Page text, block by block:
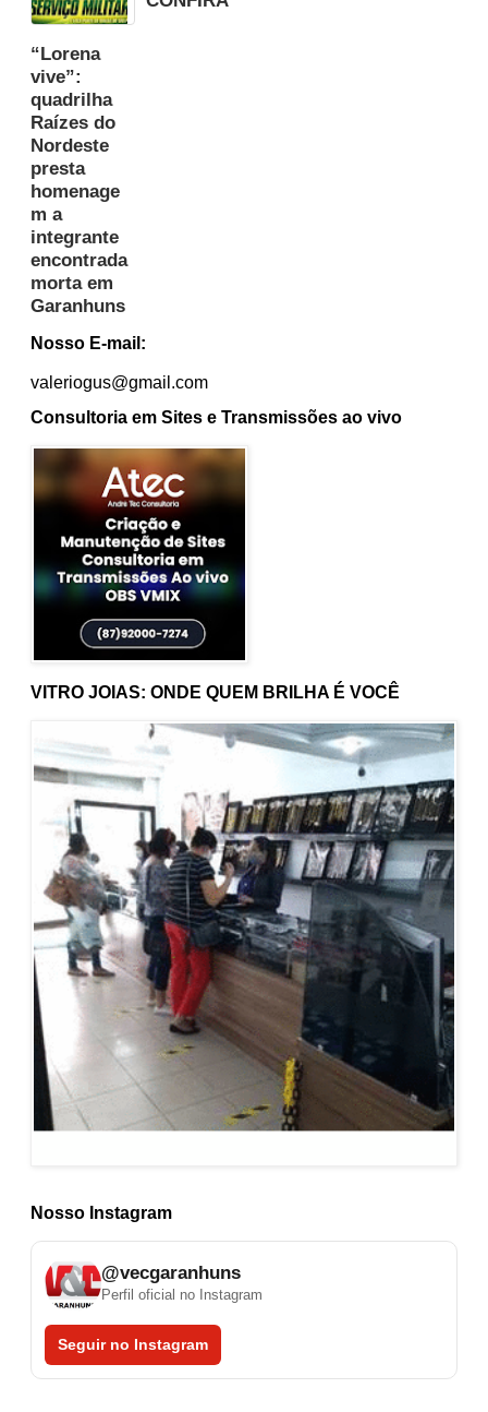
Nosso Instagram
@vecgaranhuns
Perfil oficial no Instagram
Seguir no Instagram
VITRO JOIAS: ONDE QUEM BRILHA É VOCÊ
“Lorena
vive”:
quadrilha
Raízes do
Nordeste
presta
homenage
m a
integrante
encontrada
morta em
Garanhuns
Nosso E-mail:
valeriogus@gmail.com
Consultoria em Sites e Transmissões ao vivo